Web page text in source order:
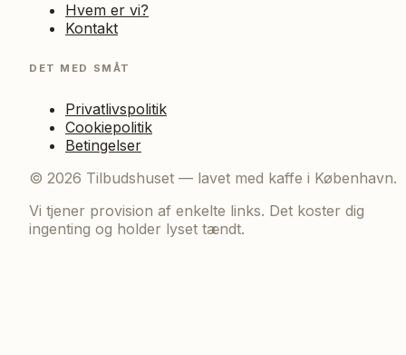
Hvem er vi?
Kontakt
DET MED SMÅT
Privatlivspolitik
Cookiepolitik
Betingelser
© 2026 Tilbudshuset — lavet med kaffe i København.
Vi tjener provision af enkelte links. Det koster dig
ingenting og holder lyset tændt.